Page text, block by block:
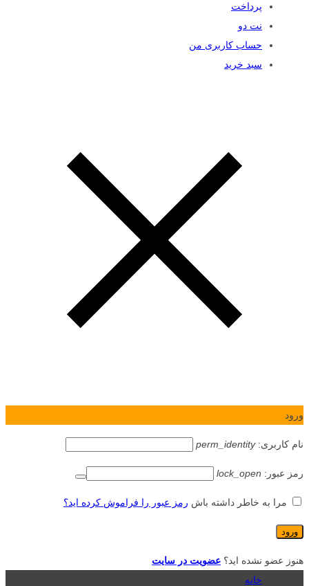
پرداخت
نت دو
حساب کاربری من
سبد خرید
ورود
نام کاربری:perm_identity
رمز عبور: lock_open
مرا به خاطر داشته باش رمز عبور را فراموش کرده اید؟
هنوز عضو نشده اید؟ عضویت در سایت
خانه